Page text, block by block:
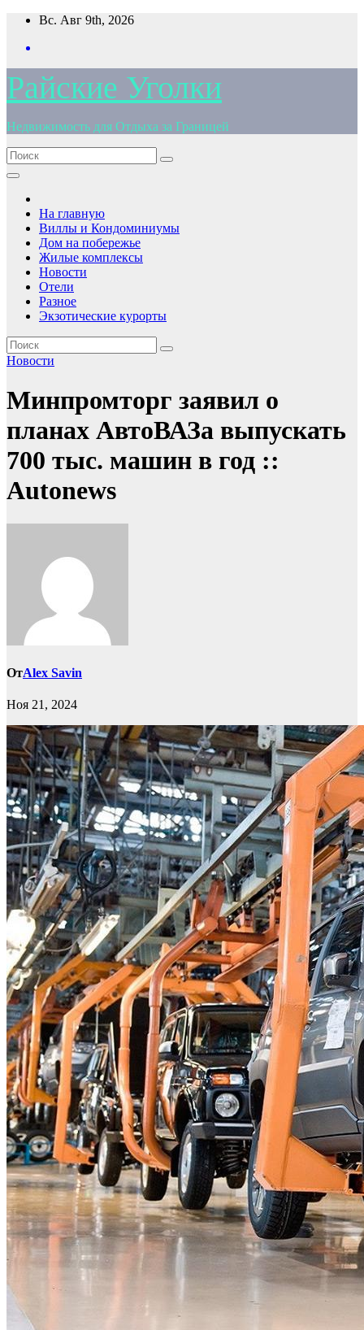
Перейти
содержимому
Вс. Авг 9th, 2026
Райские Уголки
Недвижимость для Отдыха за Границей
На главную
Виллы и Кондоминиумы
Дом на побережье
Жилые комплексы
Новости
Отели
Разное
Экзотические курорты
Новости
Минпромторг заявил о
планах АвтоВАЗа выпускать
700 тыс. машин в год ::
Autonews
ОтAlex Savin
Ноя 21, 2024